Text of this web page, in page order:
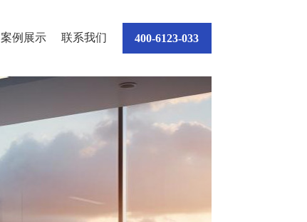
案例展示 联系我们 400-6123-033